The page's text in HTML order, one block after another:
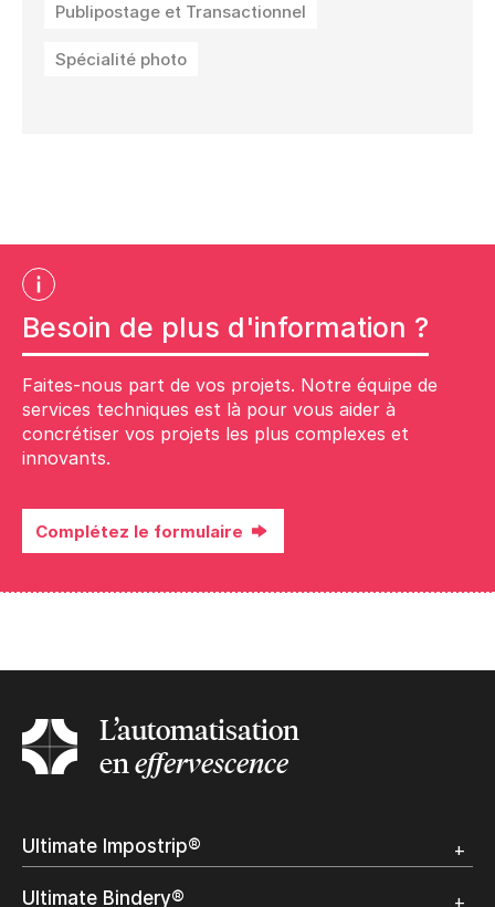
Publipostage et Transactionnel
Spécialité photo
Besoin de plus d'information ?
Faites-nous part de vos projets. Notre équipe de
services techniques est là pour vous aider à
concrétiser vos projets les plus complexes et
innovants.
Complétez le formulaire
Complétez le formulaire
L’automatisation
eneffervescence
Ultimate Impostrip®
Ultimate Bindery®